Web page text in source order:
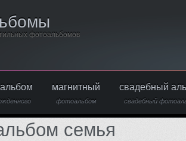
фотоальбомов
магнитный
фотоальбом
свадебный
свадебный
семья